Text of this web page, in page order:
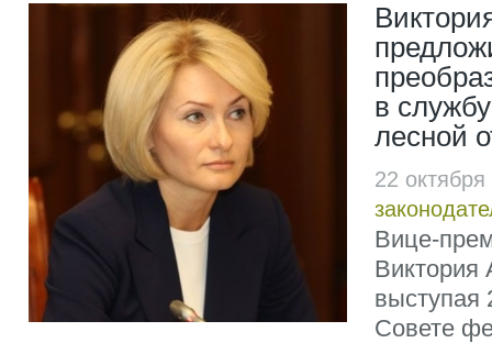
в
лесной
22
Вице-
Виктория
выступая
Совете